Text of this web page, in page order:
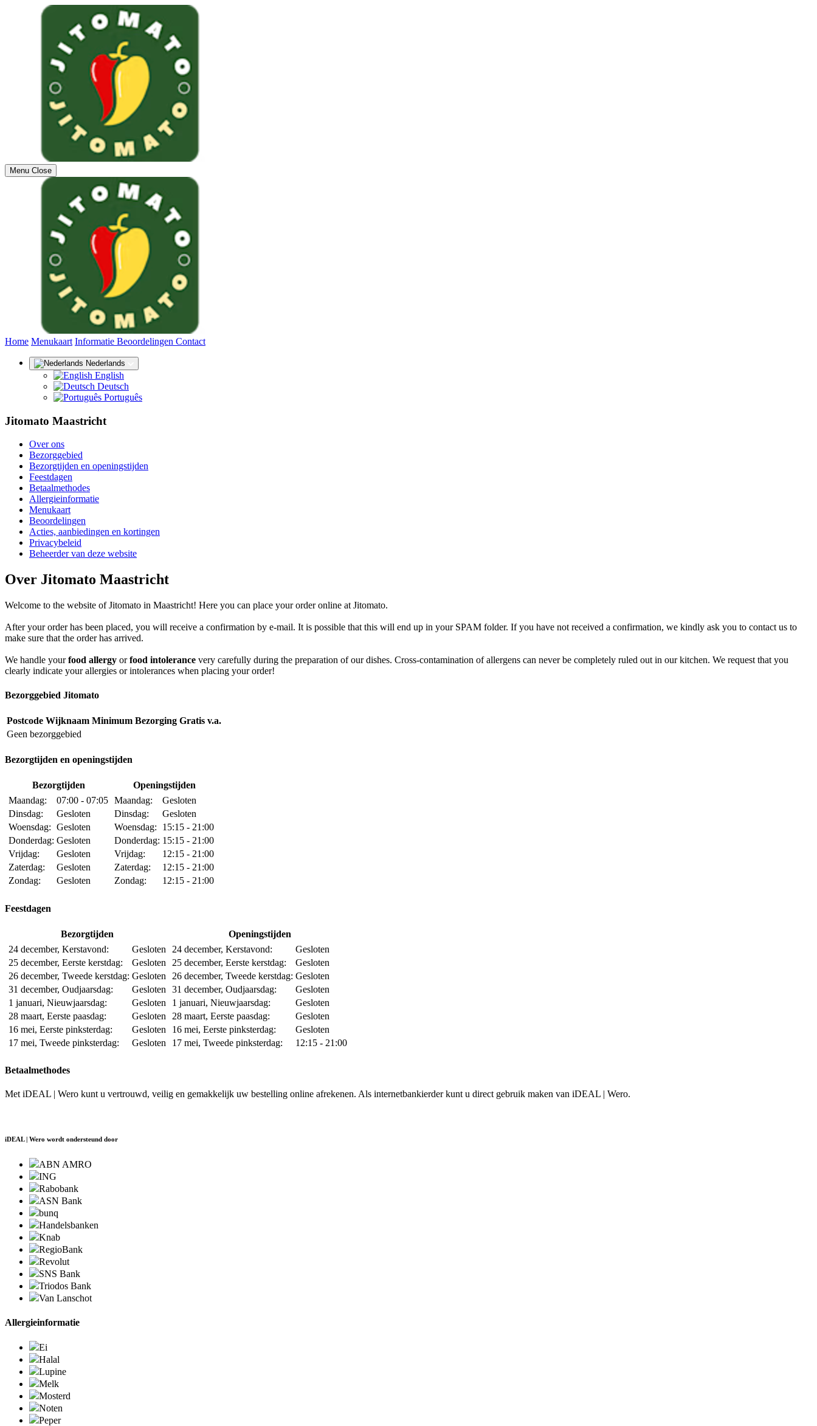
Menu Close
Home Menukaart Informatie (huidige)
Beoordelingen Contact
Nederlands
English
Deutsch
Português
Jitomato Maastricht
Over ons
Bezorggebied
Bezorgtijden en openingstijden
Feestdagen
Betaalmethodes
Allergieinformatie
Menukaart
Beoordelingen
Acties, aanbiedingen en kortingen
Privacybeleid
Beheerder van deze website
Over Jitomato Maastricht
Welcome to the website of Jitomato in Maastricht! Here you can place your order online at Jitomato.
After your order has been placed, you will receive a confirmation by e-mail. It is possible that this will end up in your SPAM folder. If you have not received a confirmation, we kindly ask you to contact us to
make sure that the order has arrived.
We handle yourfood allergy orfood intolerance very carefully during the preparation of our dishes. Cross-contamination of allergens can never be completely ruled out in our kitchen. We request that you
clearly indicate your allergies or intolerances when placing your order!
Bezorggebied Jitomato
Postcode Wijknaam Minimum Bezorging Gratis v.a.
Geen bezorggebied
Bezorgtijden en openingstijden
Bezorgtijden
Openingstijden
Maandag:
07:00 - 07:05
Dinsdag:
Gesloten
Woensdag: Gesloten
Donderdag: Gesloten
Vrijdag:
Gesloten
Zaterdag:
Gesloten
Zondag:
Gesloten
Maandag:
Gesloten
Dinsdag:
Gesloten
Woensdag:
15:15 - 21:00
Donderdag: 15:15 - 21:00
Vrijdag:
12:15 - 21:00
Zaterdag:
12:15 - 21:00
Zondag:
12:15 - 21:00
Feestdagen
Bezorgtijden
Openingstijden
24 december, Kerstavond:
Gesloten
25 december, Eerste kerstdag:
Gesloten
26 december, Tweede kerstdag: Gesloten
31 december, Oudjaarsdag:
Gesloten
1 januari, Nieuwjaarsdag:
Gesloten
28 maart, Eerste paasdag:
Gesloten
16 mei, Eerste pinksterdag:
Gesloten
17 mei, Tweede pinksterdag:
Gesloten
24 december, Kerstavond:
Gesloten
25 december, Eerste kerstdag:
Gesloten
26 december, Tweede kerstdag: Gesloten
31 december, Oudjaarsdag:
Gesloten
1 januari, Nieuwjaarsdag:
Gesloten
28 maart, Eerste paasdag:
Gesloten
16 mei, Eerste pinksterdag:
Gesloten
17 mei, Tweede pinksterdag:
12:15 - 21:00
Betaalmethodes
Met iDEAL | Wero kunt u vertrouwd, veilig en gemakkelijk uw bestelling online afrekenen. Als internetbankierder kunt u direct gebruik maken van iDEAL | Wero.
iDEAL | Wero wordt ondersteund door
ABN AMRO
ING
Rabobank
ASN Bank
bunq
Handelsbanken
Knab
RegioBank
Revolut
SNS Bank
Triodos Bank
Van Lanschot
Allergieinformatie
Ei
Halal
Lupine
Melk
Mosterd
Noten
Peper